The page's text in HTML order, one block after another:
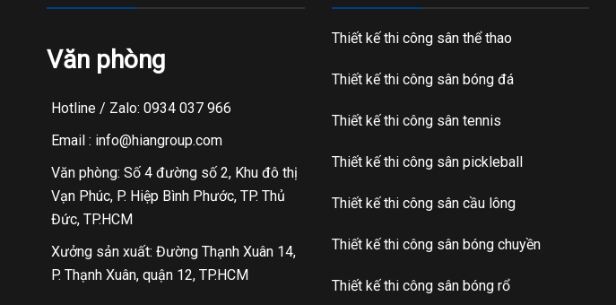
Văn phòng
Hotline / Zalo: 0934 037 966
Email : info@hiangroup.com
Văn phòng: Số 4 đường số 2, Khu đô thị
Vạn Phúc, P. Hiệp Bình Phước, TP. Thủ
Đức, TP.HCM
Xưởng sản xuất: Đường Thạnh Xuân 14,
P. Thạnh Xuân, quận 12, TP.HCM
Thiết kế thi công sân thể thao
Thiết kế thi công sân bóng đá
Thiết kế thi công sân tennis
Thiết kế thi công sân pickleball
Thiết kế thi công sân cầu lông
Thiết kế thi công sân bóng chuyền
Thiết kế thi công sân bóng rổ